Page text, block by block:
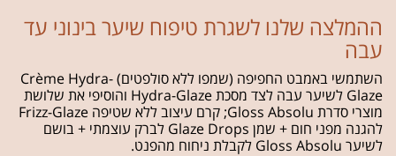
ההמלצה שלנו לשגרת טיפוח שיער בינוני עד
עבה
השתמשי באמבט החפיפה (שמפו ללא סולפטים) Crème Hydra-
Glaze לשיער עבה לצד מסכת Hydra-Glaze והוסיפי את שלושת
מוצרי סדרת Gloss Absolu; קרם עיצוב ללא שטיפה Frizz-Glaze
להגנה מפני חום + שמן Glaze Drops לברק עוצמתי + בושם
לשיער Gloss Absolu לקבלת ניחוח מהפנט.